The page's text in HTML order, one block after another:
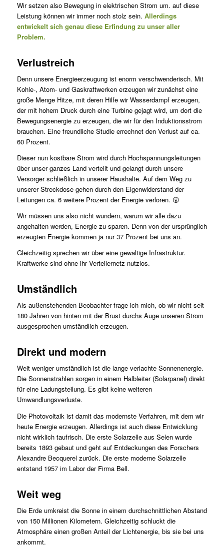
Wir setzen also Bewegung in elektrischen Strom um. auf diese
Leistung können wir immer noch stolz sein. Allerdings
entwickelt sich genau diese Erfindung zu unser aller
Problem.
Verlustreich
Denn unsere Energieerzeugung ist enorm verschwenderisch. Mit
Kohle-, Atom- und Gaskraftwerken erzeugen wir zunächst eine
große Menge Hitze, mit deren Hilfe wir Wasserdampf erzeugen,
der mit ho­hem Druck durch eine Turbine gejagt wird, um dort die
Bewegungs­energie zu erzeugen, die wir für den Induktionsstrom
brauchen. Eine freundliche Studie errechnet den Verlust auf ca.
60 Prozent.
Dieser nun kostbare Strom wird durch Hochspannungsleitungen
über unser ganzes Land verteilt und gelangt durch unsere
Versorger schließlich in unserer Haushalte. Auf dem Weg zu
unserer Streckdose gehen durch den Eigenwiderstand der
Leitungen ca. 6 weitere Prozent der Energie verloren. 😮
Wir müssen uns also nicht wundern, warum wir alle dazu
angehalten werden, Energie zu sparen. Denn von der ursprünglich
erzeugten Energie kommen ja nur 37 Prozent bei uns an.
Gleichzeitig sprechen wir über eine gewaltige Infrastruktur.
Kraftwerke sind ohne ihr Verteilernetz nutzlos.
Umständlich
Als außenstehenden Beobachter frage ich mich, ob wir nicht seit
180 Jahren von hinten mit der Brust durchs Auge unseren Strom
ausgesprochen umständlich erzeugen.
Direkt und modern
Weit weniger umständlich ist die lange verlachte Sonnenenergie.
Die Sonnenstrahlen sorgen in einem Halbleiter (Solarpanel) direkt
für eine Ladungsteilung. Es gibt keine weiteren
Umwandlungsverluste.
Die Photovoltaik ist damit das modernste Verfahren, mit dem wir
heute Energie erzeugen. Allerdings ist auch diese Entwicklung
nicht wirklich taufrisch. Die erste Solarzelle aus Selen wurde
bereits 1893 gebaut und geht auf Entdeckungen des Forschers
Alexandre Becquerel zurück. Die erste moderne Solarzelle
entstand 1957 im Labor der Firma Bell.
Weit weg
Die Erde umkreist die Sonne in einem durchschnittlichen Abstand
von 150 Millionen Kilometern. Gleichzeitig schluckt die
Atmosphäre einen großen Anteil der Lichtenergie, bis sie bei uns
ankommt.